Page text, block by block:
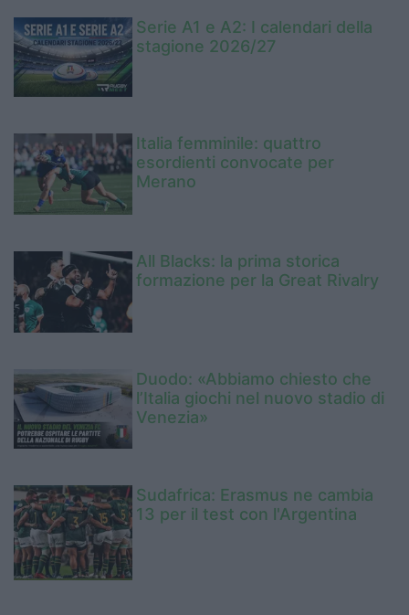
Serie A1 e A2: I calendari della
stagione 2026/27
Italia femminile: quattro
esordienti convocate per
Merano
All Blacks: la prima storica
formazione per la Great Rivalry
Duodo: «Abbiamo chiesto che
l’Italia giochi nel nuovo stadio di
Venezia»
Sudafrica: Erasmus ne cambia
13 per il test con l'Argentina